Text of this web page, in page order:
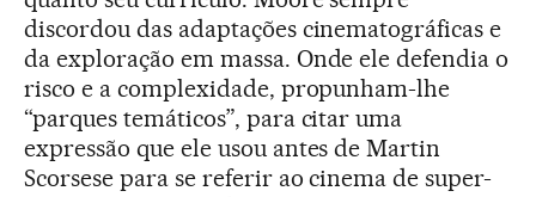
discordou das adaptações cinematográficas e
da exploração em massa. Onde ele defendia o
risco e a complexidade, propunham-lhe
“parques temáticos”, para citar uma
expressão que ele usou antes de Martin
Scorsese para se referir ao cinema de super-